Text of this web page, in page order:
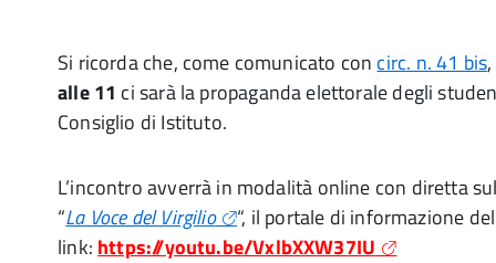
Si ricorda che, come comunicato con circ. n. 41 bis,
alle 11 ci sarà la propaganda elettorale degli
Consiglio di Istituto.
L’incontro avverrà in modalità online con diretta
“La Voce del Virgilio
“, il portale di informazione
link: https://youtu.be/VxlbXXW37IU